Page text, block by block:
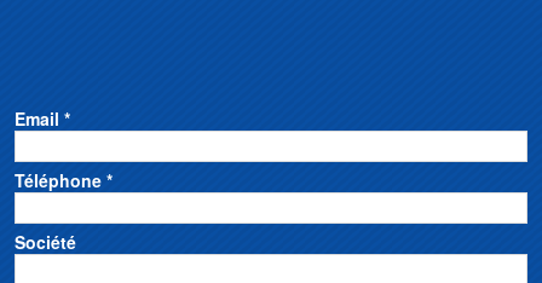
Email *
Téléphone *
Société